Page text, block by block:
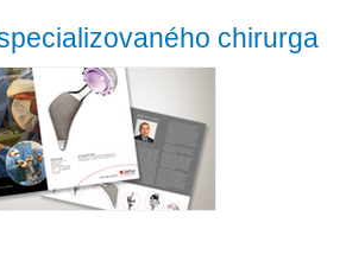
chirurga